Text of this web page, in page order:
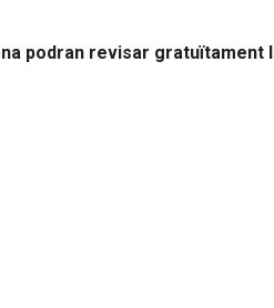
podran revisar